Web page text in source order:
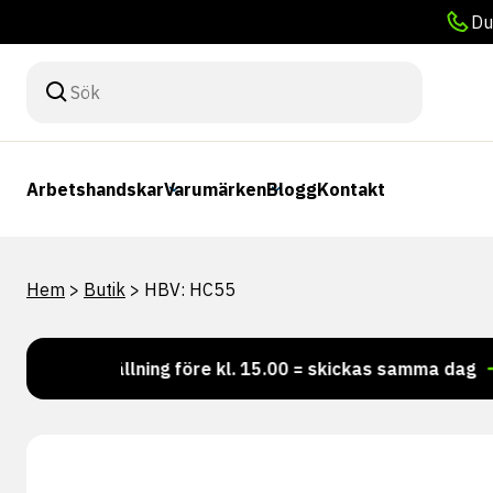
ArbetshandskarVarumärkenBloggKontakt
Hem > Butik > HBV: HC55
Beställning före kl. 15.00 = skickas samma dag